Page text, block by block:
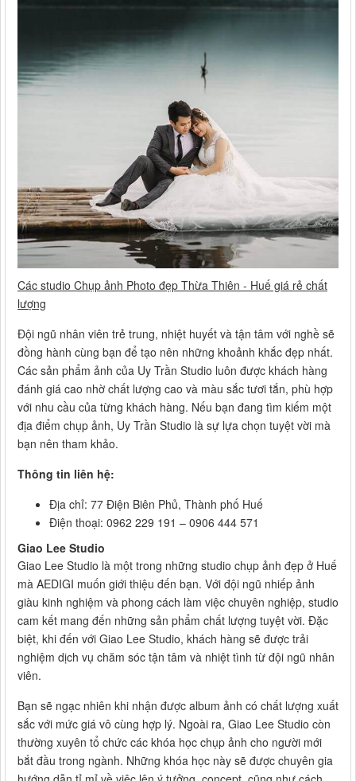
Các studio Chụp ảnh Photo đẹp Thừa Thiên - Huế giá rẻ chất
lượng
Đội ngũ nhân viên trẻ trung, nhiệt huyết và tận tâm với nghề sẽ
đồng hành cùng bạn để tạo nên những khoảnh khắc đẹp nhất.
Các sản phẩm ảnh của Uy Trần Studio luôn được khách hàng
đánh giá cao nhờ chất lượng cao và màu sắc tươi tắn, phù hợp
với nhu cầu của từng khách hàng. Nếu bạn đang tìm kiếm một
địa điểm chụp ảnh, Uy Trần Studio là sự lựa chọn tuyệt vời mà
bạn nên tham khảo.
Thông tin liên hệ:
Địa chỉ: 77 Điện Biên Phủ, Thành phố Huế
Điện thoại: 0962 229 191 – 0906 444 571
Giao Lee Studio
Giao Lee Studio là một trong những studio chụp ảnh đẹp ở Huế
mà AEDIGI muốn giới thiệu đến bạn. Với đội ngũ nhiếp ảnh
giàu kinh nghiệm và phong cách làm việc chuyên nghiệp, studio
cam kết mang đến những sản phẩm chất lượng tuyệt vời. Đặc
biệt, khi đến với Giao Lee Studio, khách hàng sẽ được trải
nghiệm dịch vụ chăm sóc tận tâm và nhiệt tình từ đội ngũ nhân
viên.
Bạn sẽ ngạc nhiên khi nhận được album ảnh có chất lượng xuất
sắc với mức giá vô cùng hợp lý. Ngoài ra, Giao Lee Studio còn
thường xuyên tổ chức các khóa học chụp ảnh cho người mới
bắt đầu trong ngành. Những khóa học này sẽ được chuyên gia